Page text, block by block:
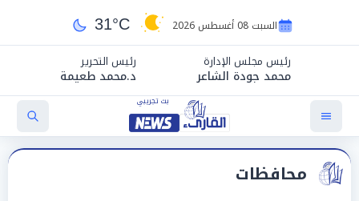
السبت 08 أغسطس 2026 31°C
رئيس مجلس الإدارة
محمد جودة الشاعر
رئيس التحرير
د.محمد طعيمة
محافظات